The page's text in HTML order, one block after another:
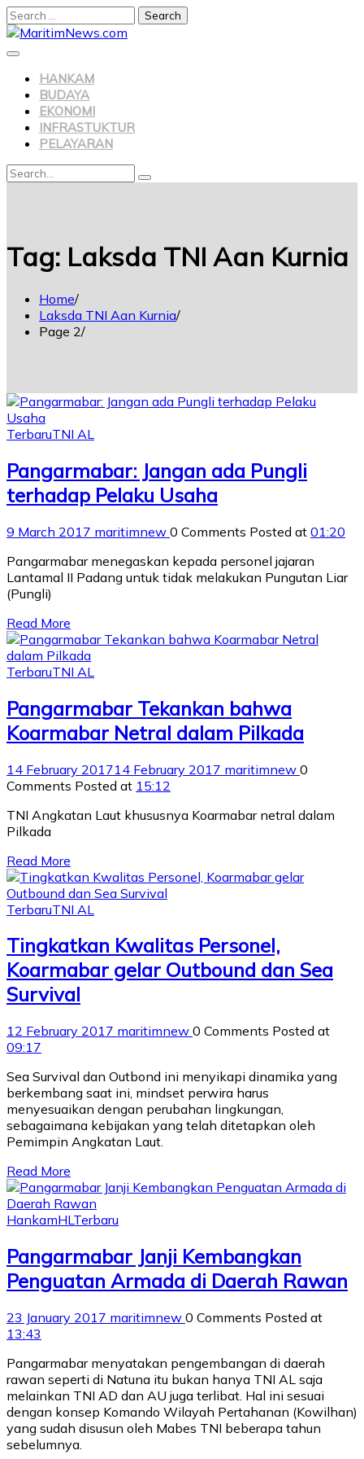
Search
for:
Skip
to
HANKAM
BUDAYA
EKONOMI
INFRASTUKTUR
PELAYARAN
Search
Search
Tag: Laksda TNI Aan Kurnia
Home
Laksda TNI Aan Kurnia
Page 2
TerbaruTNI AL
Pangarmabar: Jangan ada Pungli
terhadap Pelaku Usaha
9 March 2017 maritimnew 0 Comments Posted at 01:20
Pangarmabar menegaskan kepada personel jajaran
Lantamal II Padang untuk tidak melakukan Pungutan Liar
(Pungli)
Read More
TerbaruTNI AL
Pangarmabar Tekankan bahwa
Koarmabar Netral dalam Pilkada
14 February 201714 February 2017 maritimnew 0
Comments Posted at 15:12
TNI Angkatan Laut khususnya Koarmabar netral dalam
Pilkada
Read More
TerbaruTNI AL
Tingkatkan Kwalitas Personel,
Koarmabar gelar Outbound dan Sea
Survival
12 February 2017 maritimnew 0 Comments Posted at
09:17
Sea Survival dan Outbond ini menyikapi dinamika yang
berkembang saat ini, mindset perwira harus
menyesuaikan dengan perubahan lingkungan,
sebagaimana kebijakan yang telah ditetapkan oleh
Pemimpin Angkatan Laut.
Read More
HankamHLTerbaru
Pangarmabar Janji Kembangkan
Penguatan Armada di Daerah Rawan
23 January 2017 maritimnew 0 Comments Posted at
13:43
Pangarmabar menyatakan pengembangan di daerah
rawan seperti di Natuna itu bukan hanya TNI AL saja
melainkan TNI AD dan AU juga terlibat. Hal ini sesuai
dengan konsep Komando Wilayah Pertahanan (Kowilhan)
yang sudah disusun oleh Mabes TNI beberapa tahun
sebelumnya.